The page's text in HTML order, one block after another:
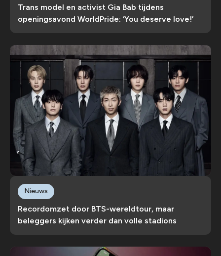
Trans model en activist Gia Bab tijdens
openingsavond WorldPride: ‘You deserve love!’
Recordomzet door BTS-wereldtour, maar
beleggers kijken verder dan volle stadions
Nieuws